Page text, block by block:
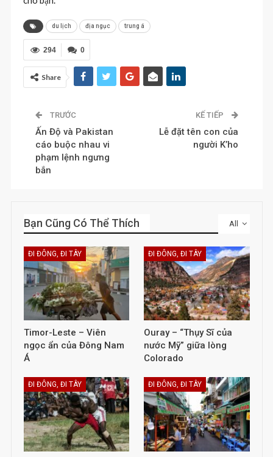
du lịch địa ngục trung á
0
294
Share
TRƯỚC
Ấn Độ và Pakistan
cáo buộc nhau vi
phạm lệnh ngưng
bắn
KẾ TIẾP
Lễ đặt tên con của
người K’ho
All
Bạn Cũng Có Thể Thích
ĐI ĐÔNG, ĐI TÂY
Timor-Leste – Viên
ngọc ẩn của Đông Nam
Á
ĐI ĐÔNG, ĐI TÂY
Ouray – “Thụy Sĩ của
nước Mỹ” giữa lòng
Colorado
ĐI ĐÔNG, ĐI TÂY ĐI ĐÔNG, ĐI TÂY